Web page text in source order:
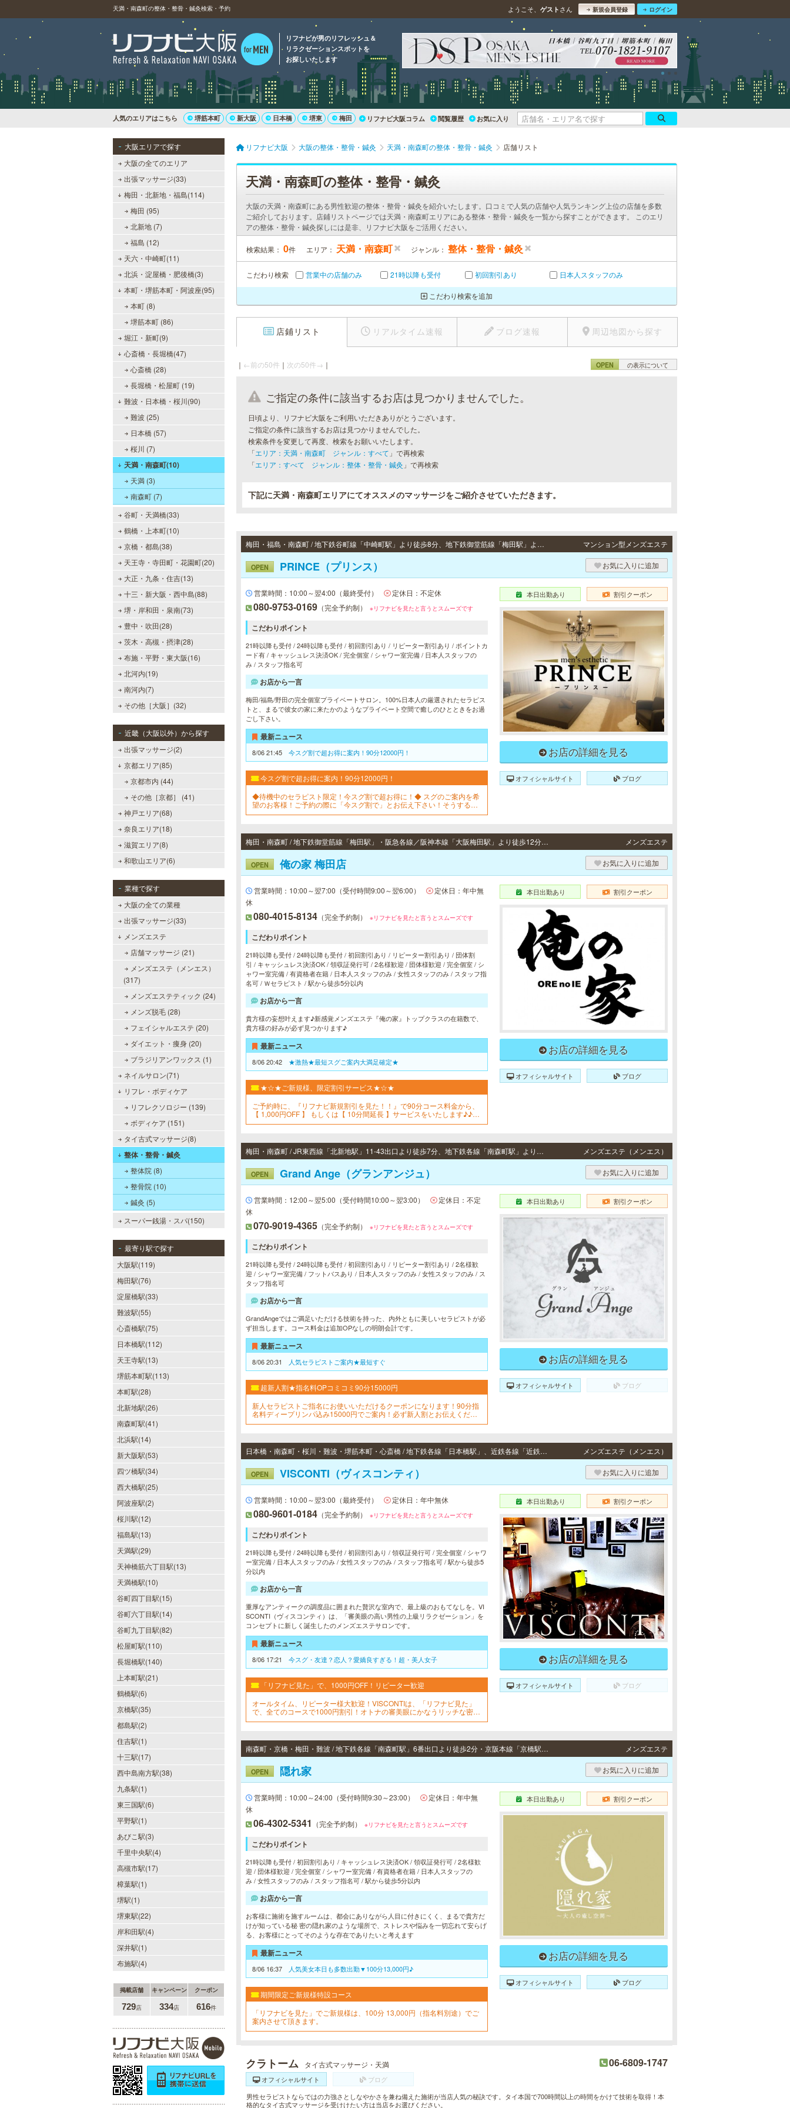
天満・南森町の整体・整骨・鍼灸検索・予約 ようこそ、 ゲスト さん 新規会員登録 ログイン
リフナビが男のリフレッシュ＆
リラクゼーションスポットを
お探しいたします
人気のエリアはこちら 堺筋本町 新大阪 日本橋 堺東 梅田 リフナビ大阪コラム 閲覧履歴 お気に入り
大阪エリアで探す
大阪の全てのエリア
出張マッサージ(33)
梅田・北新地・福島(114)
梅田 (95)
北新地 (7)
福島 (12)
天六・中崎町(11)
北浜・淀屋橋・肥後橋(3)
本町・堺筋本町・阿波座(95)
本町 (8)
堺筋本町 (86)
堀江・新町(9)
心斎橋・長堀橋(47)
心斎橋 (28)
長堀橋・松屋町 (19)
難波・日本橋・桜川(90)
難波 (25)
日本橋 (57)
桜川 (7)
天満・南森町(10)
天満 (3)
南森町 (7)
谷町・天満橋(33)
鶴橋・上本町(10)
京橋・都島(38)
天王寺・寺田町・花園町(20)
大正・九条・住吉(13)
十三・新大阪・西中島(88)
堺・岸和田・泉南(73)
豊中・吹田(28)
茨木・高槻・摂津(28)
布施・平野・東大阪(16)
北河内(19)
南河内(7)
その他［大阪］(32)
近畿（大阪以外）から探す
出張マッサージ(2)
京都エリア(85)
京都市内 (44)
その他［京都］ (41)
神戸エリア(68)
奈良エリア(18)
滋賀エリア(8)
和歌山エリア(6)
業種で探す
大阪の全ての業種
出張マッサージ(33)
メンズエステ
店舗マッサージ (21)
メンズエステ（メンエス）
(317)
メンズエステティック (24)
メンズ脱毛 (28)
フェイシャルエステ (20)
ダイエット・痩身 (20)
ブラジリアンワックス (1)
ネイルサロン(71)
リフレ・ボディケア
リフレクソロジー (139)
ボディケア (151)
タイ古式マッサージ(8)
整体・整骨・鍼灸
整体院 (8)
整骨院 (10)
鍼灸 (5)
スーパー銭湯・スパ(150)
最寄り駅で探す
大阪駅(119)
梅田駅(76)
淀屋橋駅(33)
難波駅(55)
心斎橋駅(75)
日本橋駅(112)
天王寺駅(13)
堺筋本町駅(113)
本町駅(28)
北新地駅(26)
南森町駅(41)
北浜駅(14)
新大阪駅(53)
四ツ橋駅(34)
西大橋駅(25)
阿波座駅(2)
桜川駅(12)
福島駅(13)
天満駅(29)
天神橋筋六丁目駅(13)
天満橋駅(10)
谷町四丁目駅(15)
谷町六丁目駅(14)
谷町九丁目駅(82)
松屋町駅(110)
長堀橋駅(140)
上本町駅(21)
鶴橋駅(6)
京橋駅(35)
都島駅(2)
住吉駅(1)
十三駅(17)
西中島南方駅(38)
九条駅(1)
東三国駅(6)
平野駅(1)
あびこ駅(3)
千里中央駅(4)
高槻市駅(17)
樟葉駅(1)
堺駅(1)
堺東駅(22)
岸和田駅(4)
深井駅(1)
布施駅(4)
掲載店舗 キャンペーン クーポン
729店 334店 616件
当たりSPA 日本橋店
当店では、少しでも多くのお客様に
ご利用して頂く為に無料専用駐車場
を完備しております。★完全個室★
お客様に『当たり』と思ってもらえ
セラピストがマッサージをご提供致
します。
DAZZLE（ダズル）
エス業界の中でも最高クラスのクオ
リティ!!厳選に厳選を重ねたセラピ
ストが何度も何度もトレーニングを
受け実現しました。日々の疲れを解
きほぐす極上のお時間をご堪能くだ
さい。
sirena I（シレーナ）
可愛いが溢れる!!ふたりきりの空間
で厳選セラピストたちが貴方の日頃
の疲れを癒す。洗練の技術とおもて
間をお楽しみいただけます。
ヒルガオ
30代40代50代のミセスが日常を忘
フェッショナルに、時に恋人らしく
大人セラピストの魅力を存分に発揮
します。
リフナビ大阪 大阪の整体・整骨・鍼灸 天満・南森町の整体・整骨・鍼灸 店舗リスト
天満・南森町の整体・整骨・鍼灸
大阪の天満・南森町にある男性歓迎の整体・整骨・鍼灸を紹介いたします。口コミで人気の店舗や人気ランキング上位の店舗を多数
ご紹介しております。店鋪リストページでは天満・南森町エリアにある整体・整骨・鍼灸を一覧から探すことができます。 このエリ
アの整体・整骨・鍼灸探しには是非、リフナビ大阪をご活用ください。
検索結果： 0件 エリア： 天満・南森町 ジャンル： 整体・整骨・鍼灸
こだわり検索 営業中の店舗のみ 21時以降も受付 初回割引あり 日本人スタッフのみ
こだわり検索を追加
店鋪リスト リアルタイム速報 ブログ速報 周辺地図から探す
｜ ←前の50件 ｜ 次の50件→ ｜ OPEN の表示について
ご指定の条件に該当するお店は見つかりませんでした。
日頃より、リフナビ大阪をご利用いただきありがとうございます。
ご指定の条件に該当するお店は見つかりませんでした。
検索条件を変更して再度、検索をお願いいたします。
「エリア：天満・南森町 ジャンル：すべて 」で再検索
「エリア：すべて ジャンル：整体・整骨・鍼灸 」で再検索
下記に天満・南森町エリアにてオススメのマッサージをご紹介させていただきます。
梅田・福島・南森町 / 地下鉄谷町線「中崎町駅」より徒歩8分、地下鉄御堂筋線「梅田駅」より徒歩10分・JR大阪環状線「福島駅」より徒歩8分、JR東西線「新福島駅」より徒歩10分、阪神本線「福島駅」より徒歩10分、JR各線「大阪駅」より徒歩12分、地下鉄四つ橋線「西梅田駅」より徒歩14分・地下鉄各線「南森町駅」より徒歩8分、地下鉄谷町線「東梅田駅」より徒歩8分、JR東西線「北新地駅」 より徒歩11分 マンション型メンズエステ
OPEN PRINCE（プリンス） お気に入りに追加
営業時間：10:00～翌4:00（最終受付） 定休日：不定休
080-9753-0169 （完全予約制） ※リフナビを見たと言うとスムーズです
こだわりポイント
21時以降も受付 / 24時以降も受付 / 初回割引あり / リピーター割引あり / ポイントカ
ード有 / キャッシュレス決済OK / 完全個室 / シャワー室完備 / 日本人スタッフの
み / スタッフ指名可
お店から一言
梅田/福島/野田の完全個室プライベートサロン。100%日本人の厳選されたセラピス
トと、まるで彼女の家に来たかのようなプライベート空間で癒しのひとときをお過
ごし下さい。
最新ニュース
8/06 21:45 今スグ割で超お得に案内！90分12000円！
今スグ割で超お得に案内！90分12000円！
◆待機中のセラピスト限定！今スグ割で超お得に！◆ スグのご案内を希
望のお客様！ご予約の際に「今スグ割で」とお伝え下さい！そうする
と...90分以上のコースが2,000円OFFに！※30分以内のご到着が条件にな
本日出勤あり 割引クーポン
お店の詳細を見る
オフィシャルサイト ブログ
梅田・南森町 / 地下鉄御堂筋線「梅田駅」・阪急各線／阪神本線「大阪梅田駅」より徒歩12分、地下鉄谷町線「東梅田駅」4番出口より徒歩10分、地下鉄各線「南森町駅」1番出口より徒歩10分 メンズエステ
OPEN 俺の家 梅田店 お気に入りに追加
営業時間：10:00～翌7:00（受付時間9:00～翌6:00）
定休日：年中無
休
080-4015-8134 （完全予約制） ※リフナビを見たと言うとスムーズです
こだわりポイント
21時以降も受付 / 24時以降も受付 / 初回割引あり / リピーター割引あり / 団体割
引 / キャッシュレス決済OK / 領収証発行可 / 2名様歓迎 / 団体様歓迎 / 完全個室 / シ
ャワー室完備 / 有資格者在籍 / 日本人スタッフのみ / 女性スタッフのみ / スタッフ指
名可 / Ｗセラピスト / 駅から徒歩5分以内
お店から一言
貴方様の妄想叶えます♪新感覚メンズエステ『俺の家』トップクラスの在籍数で、
貴方様の好みが必ず見つかります♪
最新ニュース
8/06 20:42 ★激熱★最短スグご案内大満足確定★
★☆★ご新規様、限定割引サービス★☆★
ご予約時に、『リフナビ新規割引を見た！！』で90分コース料金から、
【 1,000円OFF 】 もしくは【 10分間延長 】サービスをいたします♪♪是
非、この機会にご予約を、お待ちしております！！
本日出勤あり 割引クーポン
お店の詳細を見る
オフィシャルサイト ブログ
梅田・南森町 / JR東西線「北新地駅」11-43出口より徒歩7分、地下鉄各線「南森町駅」より徒歩8分、地下鉄谷町線「東梅田駅」より徒歩10分・地下鉄各線「南森町駅」より徒歩6分 メンズエステ（メンエス）
OPEN Grand Ange（グランアンジュ） お気に入りに追加
営業時間：12:00～翌5:00（受付時間10:00～翌3:00）
定休日：不定
休
070-9019-4365 （完全予約制） ※リフナビを見たと言うとスムーズです
こだわりポイント
21時以降も受付 / 24時以降も受付 / 初回割引あり / リピーター割引あり / 2名様歓
迎 / シャワー室完備 / フットバスあり / 日本人スタッフのみ / 女性スタッフのみ / ス
タッフ指名可
お店から一言
GrandAngeではご満足いただける技術を持った、内外ともに美しいセラピストが必
ず担当します。コース料金は追加OPなしの明朗会計です。
最新ニュース
8/06 20:31 人気セラピストご案内★最短すぐ
超新人割★指名料OPコミコミ90分15000円
新人セラピストご指名にお使いいただけるクーポンになります！90分指
名料ディープリンパ込み15000円でご案内！必ず新人割とお伝えくださ
い！
本日出勤あり 割引クーポン
お店の詳細を見る
オフィシャルサイト ブログ
日本橋・南森町・桜川・難波・堺筋本町・心斎橋 / 地下鉄各線「日本橋駅」、近鉄各線「近鉄日本橋駅」7番出口より徒歩1分・JR東西線「大阪天満宮駅」より徒歩1分、地下鉄各線「南森町駅」より徒歩3分・地下鉄千日前線・阪神なんば線「桜川駅」より徒歩1分・地下鉄各線・近鉄各線「なんば駅」13番出口より徒歩1分、阪神なんば線「大阪難波駅」13番出口より徒歩1分、南海各線「難波駅」より徒歩4分・大阪メトロ（Osaka Metro）各線「堺筋本町駅」6番出口より徒歩2分・地下鉄各線「心斎橋駅」2番出口より徒歩4分、地下鉄各線「長堀橋駅」2A出口より徒歩4分 メンズエステ（メンエス）
OPEN VISCONTI（ヴィスコンティ） お気に入りに追加
営業時間：10:00～翌3:00（最終受付） 定休日：年中無休
080-9601-0184 （完全予約制） ※リフナビを見たと言うとスムーズです
こだわりポイント
21時以降も受付 / 24時以降も受付 / 初回割引あり / 領収証発行可 / 完全個室 / シャワ
ー室完備 / 日本人スタッフのみ / 女性スタッフのみ / スタッフ指名可 / 駅から徒歩5
分以内
お店から一言
重厚なアンティークの調度品に囲まれた贅沢な室内で、最上級のおもてなしを。VI
SCONTI（ヴィスコンティ）は、「審美眼の高い男性の上級リラクゼーション」を
コンセプトに新しく誕生したのメンズエステサロンです。
最新ニュース
8/06 17:21 今スグ・友達？恋人？愛嬌良すぎる！超・美人女子
「リフナビ見た」で、1000円OFF！リピーター歓迎
オールタイム、リピーター様大歓迎！VISCONTIは、「リフナビ見た」
で、全てのコースで1000円割引！オトナの審美眼にかなうリッチな密会
のお部屋で、トップセラピストと過ごす最高の癒し。いままでと違った
本日出勤あり 割引クーポン
お店の詳細を見る
オフィシャルサイト ブログ
南森町・京橋・梅田・難波 / 地下鉄各線「南森町駅」6番出口より徒歩2分・京阪本線「京橋駅」京阪片町口より徒歩3分、地下鉄長堀鶴見緑地線「京橋駅」B1出口より徒歩3分、JR各線「京橋駅」北口より西へ徒歩3分・地下鉄谷町線「東梅田駅」より徒歩5分・地下鉄御堂筋線「なんば駅」5番出口より徒歩3分 メンズエステ
OPEN 隠れ家 お気に入りに追加
営業時間：10:00～24:00（受付時間9:30～23:00）
定休日：年中無
休
06-4302-5341 （完全予約制） ※リフナビを見たと言うとスムーズです
こだわりポイント
21時以降も受付 / 初回割引あり / キャッシュレス決済OK / 領収証発行可 / 2名様歓
迎 / 団体様歓迎 / 完全個室 / シャワー室完備 / 有資格者在籍 / 日本人スタッフの
み / 女性スタッフのみ / スタッフ指名可 / 駅から徒歩5分以内
お店から一言
お客様に施術を施すルームは、都会にありながら人目に付きにくく、まるで貴方だ
けが知っている秘 密の隠れ家のような場所で、ストレスや悩みを一切忘れて安らげ
る、お客様にとってそのような存在でありたいと考えます
最新ニュース
8/06 16:37 人気美女本日も多数出勤▼100分13,000円♪
期間限定ご新規様特設コース
「リフナビを見た」でご新規様は、100分 13,000円（指名料別途）でご
案内させて頂きます。
本日出勤あり 割引クーポン
お店の詳細を見る
オフィシャルサイト ブログ
クラトーム タイ古式マッサージ・天満 06-6809-1747
オフィシャルサイト
ブログ
男性セラピストならではの力強さとしなやかさを兼ね備えた施術が当店人気の秘訣です。タイ本国で700時間以上の時間をかけて技術を取得！本
格的なタイ古式マッサージを受けけたい方は当店をお選びください。